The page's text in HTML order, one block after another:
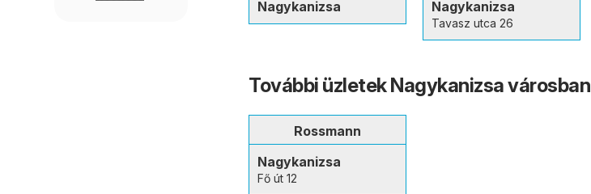
Nagykanizsa Nagykanizsa
Tavasz utca 26
További üzletek Nagykanizsa városban
Rossmann
Nagykanizsa
Fő út 12